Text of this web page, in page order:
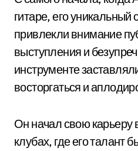
гитаре, его уникальный
привлекли внимание
выступления и
инструменте
восторгаться и
Он начал свою карьеру
клубах, где его талант